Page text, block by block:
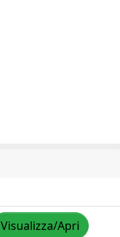
Visualizza/Apri